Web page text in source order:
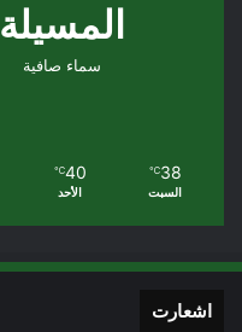
المسيلة
سماء صافية
38
℃
السبت
40
℃
الأحد
اشعارت